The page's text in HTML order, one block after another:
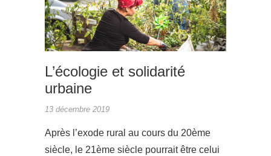
L’écologie et solidarité
urbaine
13 décembre 2019
Après l’exode rural au cours du 20ème
siècle, le 21ème siècle pourrait être celui